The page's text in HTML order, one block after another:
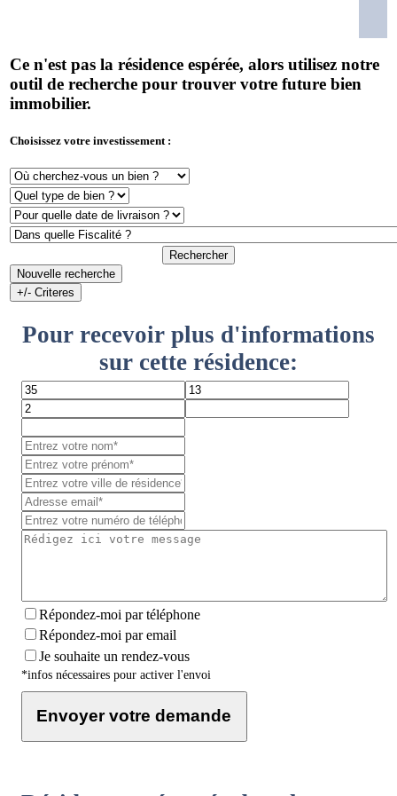
Ce n'est pas la résidence espérée, alors utilisez notre
outil de recherche pour trouver votre future bien
immobilier.
Choisissez votre investissement :
Rechercher
Nouvelle recherche
+/- Criteres
Pour recevoir plus d'informations
sur cette résidence:
Répondez-moi par téléphone
Répondez-moi par email
Je souhaite un rendez-vous
*infos nécessaires pour activer l'envoi
Envoyer votre demande